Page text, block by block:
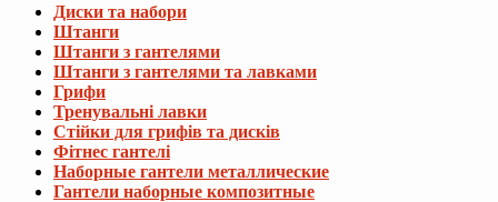
Диски та набори
Штанги
Штанги з гантелями
Штанги з гантелями та лавками
Грифи
Тренувальні лавки
Стійки для грифів та дисків
Фітнес гантелі
Наборные гантели металлические
Гантели наборные композитные